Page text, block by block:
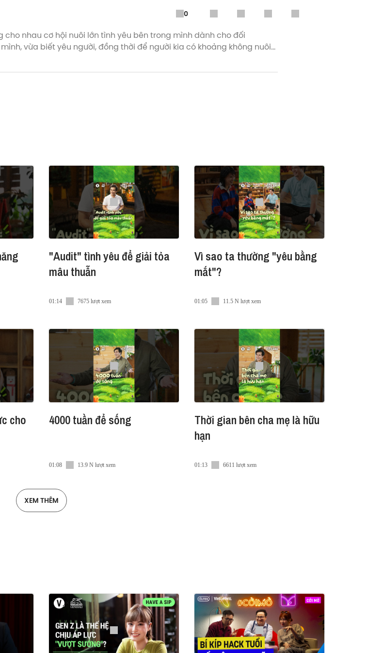
0
nhau cơ hội nuôi lớn tình yêu bên trong mình dành cho đối
vừa biết yêu người, đồng thời để người kia có khoảng không nuôi
"Audit" tình yêu để giải tỏa
mâu thuẫn
01:14 7675 lượt xem
Vì sao ta thường "yêu bằng
mắt"?
01:05 11.5 N lượt xem
cho
4000 tuần để sống
01:08 13.9 N lượt xem
Thời gian bên cha mẹ là hữu
hạn
01:13 6611 lượt xem
XEM THÊM